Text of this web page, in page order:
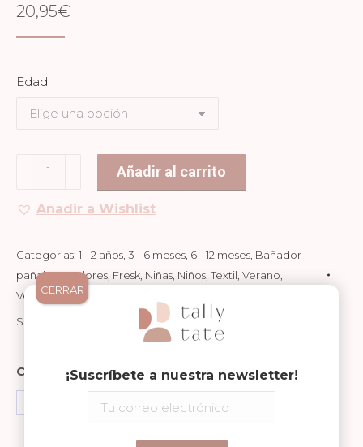
20,95€
Edad
Bañador
Volante
cantidad
Añadir al carrito
Añadir a Wishlist
Categorías: 1 - 2 años 3 - 6 meses 6 - 12 meses Bañador
pañal,Bañadores Fresk Niñas Niños Textil Verano
Verano Fresk
SKU:
Compartir en
Share Share
on
¡Suscríbete a nuestra newsletter!
CERRAR